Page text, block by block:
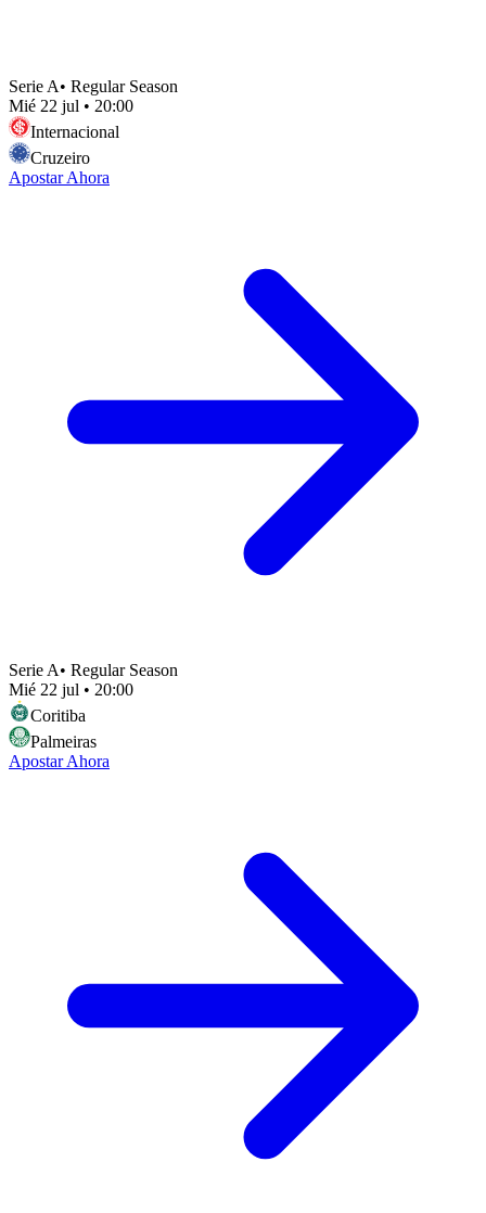
Serie A• Regular Season
Mié 22 jul • 20:00
Internacional
Cruzeiro
Apostar Ahora
Serie A• Regular Season
Mié 22 jul • 20:00
Coritiba
Palmeiras
Apostar Ahora